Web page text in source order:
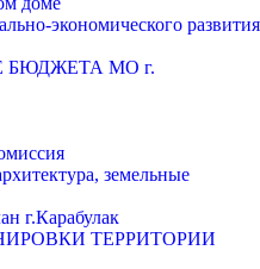
экономического развития
МО г.
земельные
г.Карабулак
ТЕРРИТОРИИ